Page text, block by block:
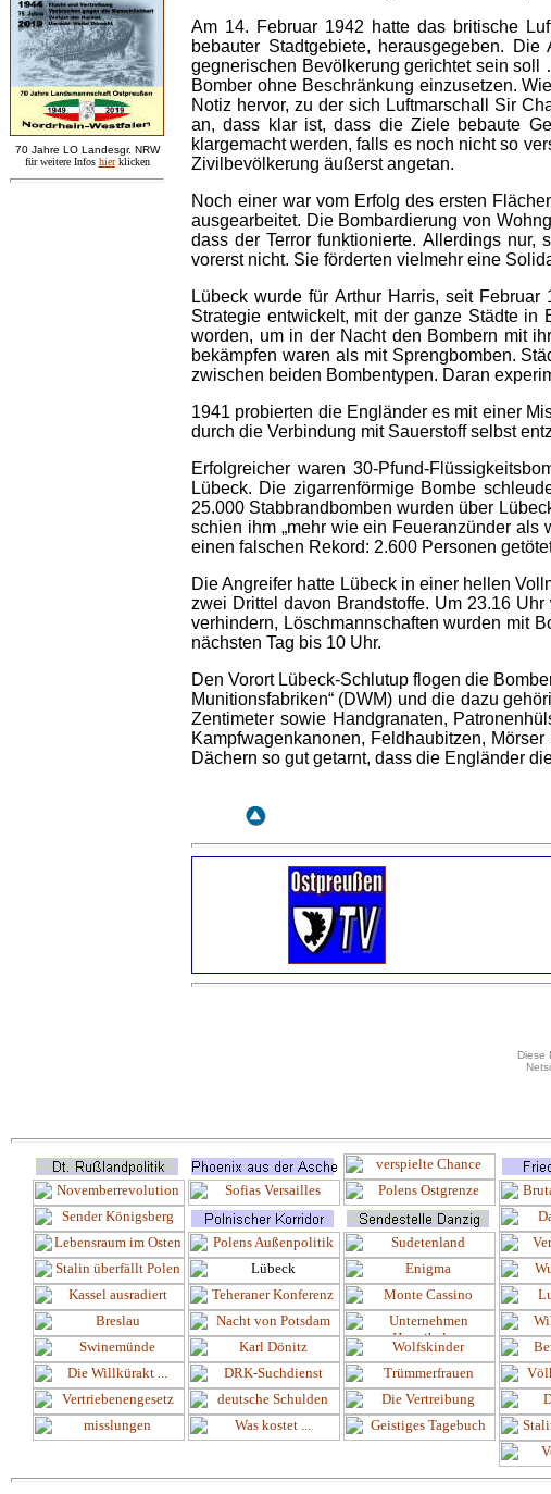
70 Jahre LO Landesgr. NRW
für weitere Infos hier klicken
Am 14. Februar 1942 hatte das britische
bebauter Stadtgebiete, herausgegeben.
gegnerischen Bevölkerung gerichtet sein soll
Bomber ohne Beschränkung einzusetzen.
Notiz hervor, zu der sich Luftmarschall Sir
an, dass klar ist, dass die Ziele bebaute
klargemacht werden, falls es noch nicht so
Zivilbevölkerung äußerst angetan.
Noch einer war vom Erfolg des ersten
ausgearbeitet. Die Bombardierung von
dass der Terror funktionierte. Allerdings
vorerst nicht. Sie förderten vielmehr eine
Lübeck wurde für Arthur Harris, seit
Strategie entwickelt, mit der ganze Städte
worden, um in der Nacht den Bombern mit
bekämpfen waren als mit Sprengbomben.
zwischen beiden Bombentypen. Daran
1941 probierten die Engländer es mit einer
durch die Verbindung mit Sauerstoff selbst
Erfolgreicher waren 30-Pfund-
Lübeck. Die zigarrenförmige Bombe
25.000 Stabbrandbomben wurden über
schien ihm „mehr wie ein Feueranzünder
einen falschen Rekord: 2.600 Personen
Die Angreifer hatte Lübeck in einer hellen
zwei Drittel davon Brandstoffe. Um 23.16
verhindern, Löschmannschaften wurden mit
nächsten Tag bis 10 Uhr.
Den Vorort Lübeck-Schlutup flogen die
Munitionsfabriken“ (DWM) und die dazu
Zentimeter sowie Handgranaten,
Kampfwagenkanonen, Feldhaubitzen,
Dächern so gut getarnt, dass die Engländer
Diese